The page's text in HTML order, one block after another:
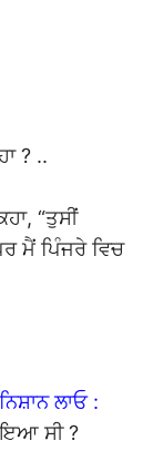
? ..
“ਤੁਸੀਂ
ਮੈਂ ਪਿੰਜਰੇ ਵਿਚ
ਲਾਓ :
ਸੀ ?